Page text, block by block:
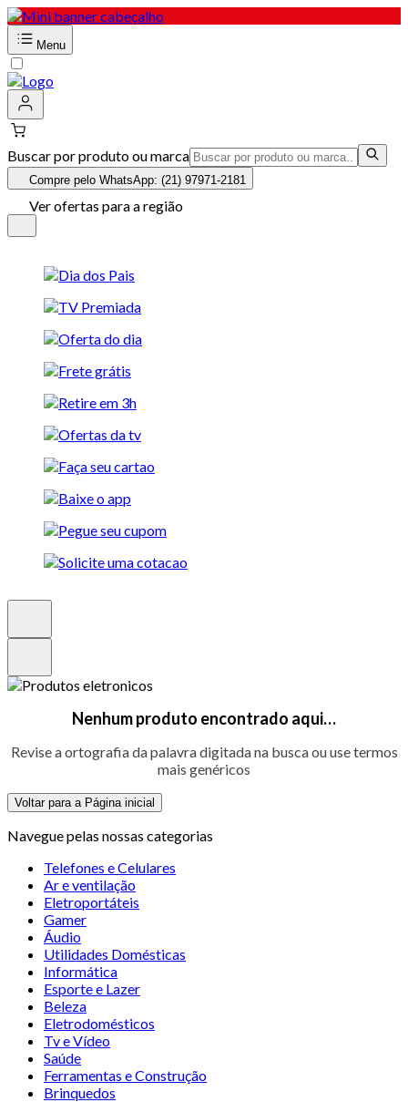
Menu
Buscar por produto ou marca
Compre pelo WhatsApp: (21) 97971-2181
Ver ofertas para a região
Nenhum produto encontrado aqui…
Revise a ortografia da palavra digitada na busca ou use termos
mais genéricos
Voltar para a Página inicial
Navegue pelas nossas categorias
Telefones e Celulares
Ar e ventilação
Eletroportáteis
Gamer
Áudio
Utilidades Domésticas
Informática
Esporte e Lazer
Beleza
Eletrodomésticos
Tv e Vídeo
Saúde
Ferramentas e Construção
Brinquedos